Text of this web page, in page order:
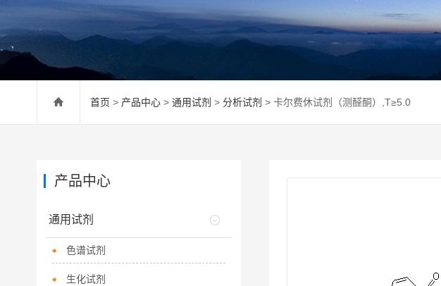
首页 > 产品中心 > 通用试剂 > 分析试剂 > 卡尔费休试剂（测醛酮）,T≥5.0
产品中心
通用试剂
色谱试剂
生化试剂